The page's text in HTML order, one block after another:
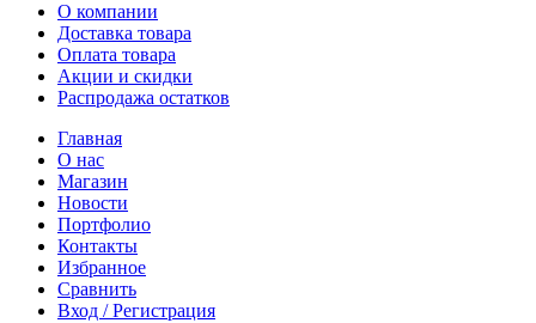
О компании
Доставка товара
Оплата товара
Акции и скидки
Распродажа остатков
Главная
О нас
Магазин
Новости
Портфолио
Контакты
Избранное
Сравнить
Вход / Регистрация